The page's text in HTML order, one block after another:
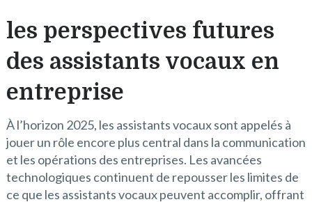
les perspectives futures
des assistants vocaux en
entreprise
À l’horizon 2025, les assistants vocaux sont appelés à
jouer un rôle encore plus central dans la communication
et les opérations des entreprises. Les avancées
technologiques continuent de repousser les limites de
ce que les assistants vocaux peuvent accomplir, offrant